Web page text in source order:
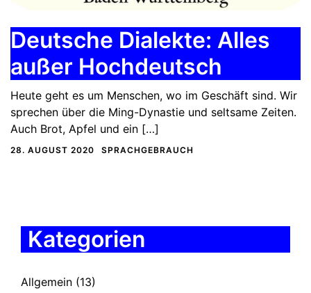
Deutsche Dialekte: Alles
außer Hochdeutsch
Heute geht es um Menschen, wo im Geschäft sind. Wir
sprechen über die Ming-Dynastie und seltsame Zeiten.
Auch Brot, Apfel und ein […]
28. AUGUST 2020 SPRACHGEBRAUCH
Kategorien
Allgemein (13)